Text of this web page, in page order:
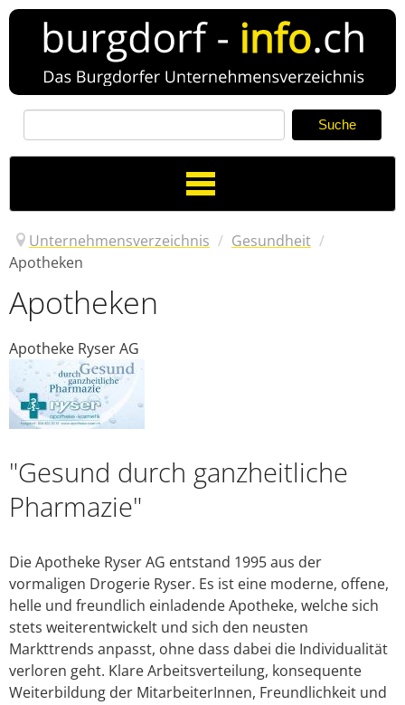
Toggle
Navigation
Unternehmensverzeichnis / Gesundheit /
Apotheken
Apotheken
Apotheke Ryser AG
"Gesund durch ganzheitliche
Pharmazie"
Die Apotheke Ryser AG entstand 1995 aus der
vormaligen Drogerie Ryser. Es ist eine moderne, offene,
helle und freundlich einladende Apotheke, welche sich
stets weiterentwickelt und sich den neusten
Markttrends anpasst, ohne dass dabei die Individualität
verloren geht. Klare Arbeitsverteilung, konsequente
Weiterbildung der MitarbeiterInnen, Freundlichkeit und